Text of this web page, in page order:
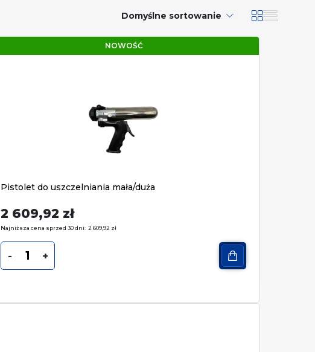
Domyślne sortowanie
NOWOŚĆ
Pistolet do uszczelniania mała/duża
2 609,92 zł
Najniższa cena sprzed 30 dni: 2 609,92 zł
- +